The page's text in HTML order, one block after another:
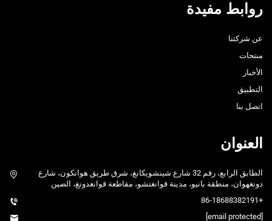
روابط مفيدة
عن شركتنا
منتجات
الأخبار
التطبيق
اتصل بنا
العنوان
الطابق الرابع، رقم 32 شارع شينشويكانغ، شرق طريق هوانكون، شارع
دونغهوان، منطقة بانيو، مدينة قوانغتشو، مقاطعة قوانغدونغ، الصين
+86-18688382191